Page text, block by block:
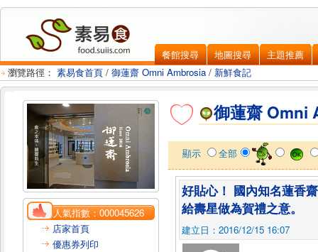
餐館搜尋 地圖搜尋
主題推薦
瀏覽路徑： 素易食首頁 / 御蓮齋 Omni Ambrosia/ 新鮮食記
人氣指數：000045626
店家首頁
優惠券列印
御蓮齋 Omni
顯示 全部
好貼心！ 國內知名蓮香
給壽星做為賀禮之意。
建立日：2016/12/15 16:07